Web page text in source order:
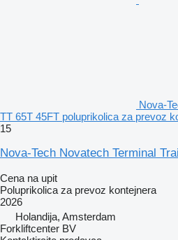
Nova-
TT 65T 45FT poluprikolica za prevoz
15
Nova-Tech Novatech Terminal
Cena na upit
Poluprikolica za prevoz kontejnera
2026
Holandija, Amsterdam
Forkliftcenter BV